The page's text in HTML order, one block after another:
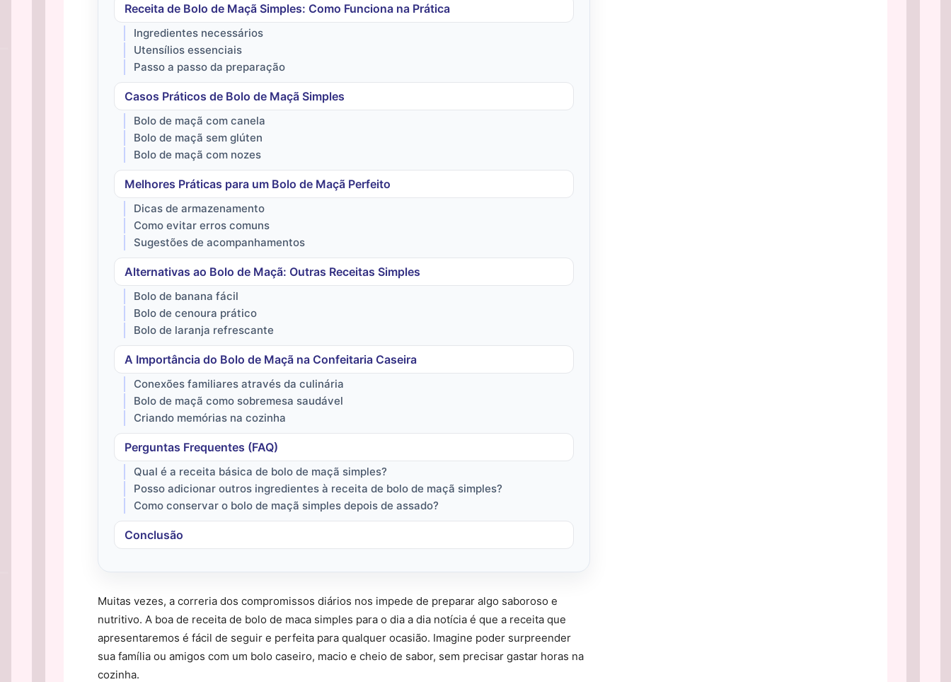
Receita de Bolo de Maçã Simples: Como Funciona na Prática
Ingredientes necessários
Utensílios essenciais
Passo a passo da preparação
Casos Práticos de Bolo de Maçã Simples
Bolo de maçã com canela
Bolo de maçã sem glúten
Bolo de maçã com nozes
Melhores Práticas para um Bolo de Maçã Perfeito
Dicas de armazenamento
Como evitar erros comuns
Sugestões de acompanhamentos
Alternativas ao Bolo de Maçã: Outras Receitas Simples
Bolo de banana fácil
Bolo de cenoura prático
Bolo de laranja refrescante
A Importância do Bolo de Maçã na Confeitaria Caseira
Conexões familiares através da culinária
Bolo de maçã como sobremesa saudável
Criando memórias na cozinha
Perguntas Frequentes (FAQ)
Qual é a receita básica de bolo de maçã simples?
Posso adicionar outros ingredientes à receita de bolo de maçã simples?
Como conservar o bolo de maçã simples depois de assado?
Conclusão
Muitas vezes, a correria dos compromissos diários nos impede de preparar algo saboroso e
nutritivo. A boa de receita de bolo de maca simples para o dia a dia notícia é que a receita que
apresentaremos é fácil de seguir e perfeita para qualquer ocasião. Imagine poder surpreender
sua família ou amigos com um bolo caseiro, macio e cheio de sabor, sem precisar gastar horas na
cozinha.